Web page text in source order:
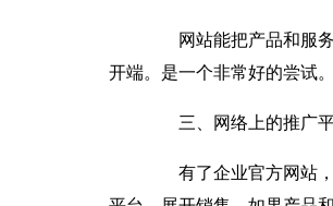
网站能把产品和服务
开端。是一个非常好的尝试。
三、网络上的推广
有了企业官方网站，